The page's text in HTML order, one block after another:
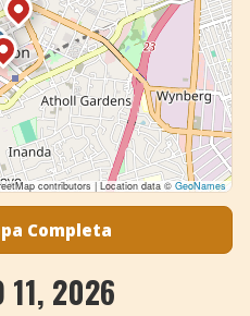
contributors | Location data ©GeoNames
Completa
11, 2026